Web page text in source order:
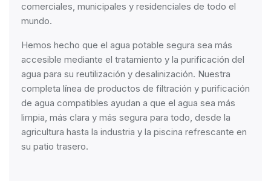
comerciales, municipales y residenciales de todo el
mundo.
Hemos hecho que el agua potable segura sea más
accesible mediante el tratamiento y la purificación del
agua para su reutilización y desalinización. Nuestra
completa línea de productos de filtración y purificación
de agua compatibles ayudan a que el agua sea más
limpia, más clara y más segura para todo, desde la
agricultura hasta la industria y la piscina refrescante en
su patio trasero.